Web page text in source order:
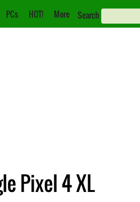
PCs HOT! More Search
Pixel 4 XL